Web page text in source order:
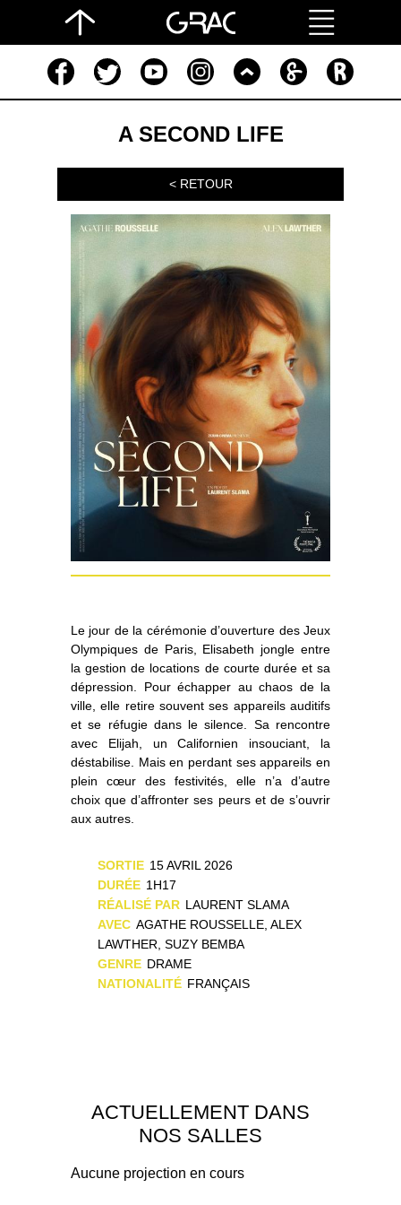
A SECOND LIFE
< RETOUR
Le jour de la cérémonie d’ouverture des Jeux
Olympiques de Paris, Elisabeth jongle entre
la gestion de locations de courte durée et sa
dépression. Pour échapper au chaos de la
ville, elle retire souvent ses appareils auditifs
et se réfugie dans le silence. Sa rencontre
avec Elijah, un Californien insouciant, la
déstabilise. Mais en perdant ses appareils en
plein cœur des festivités, elle n’a d’autre
choix que d’affronter ses peurs et de s’ouvrir
aux autres.
SORTIE 15 AVRIL 2026
DURÉE 1H17
RÉALISÉ PAR LAURENT SLAMA
AVEC AGATHE ROUSSELLE, ALEX
LAWTHER, SUZY BEMBA
GENRE DRAME
NATIONALITÉ FRANÇAIS
ACTUELLEMENT DANS
NOS SALLES
Aucune projection en cours